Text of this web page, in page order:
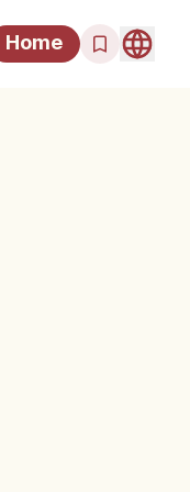
Home